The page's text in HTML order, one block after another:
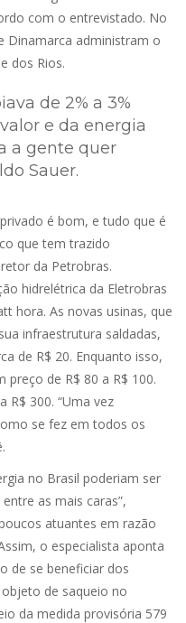
com o entrevistado. No
Dinamarca administram o
dos Rios.
de 2% a 3%
e da energia
a gente quer
Sauer.
é bom, e tudo que é
que tem trazido
da Petrobras.
hidrelétrica da Eletrobras
hora. As novas usinas, que
infraestrutura saldadas,
de R$ 20. Enquanto isso,
preço de R$ 80 a R$ 100.
R$ 300. “Uma vez
se fez em todos os
no Brasil poderiam ser
as mais caras”,
atuantes em razão
o especialista aponta
de se beneficiar dos
de saqueio no
da medida provisória 579